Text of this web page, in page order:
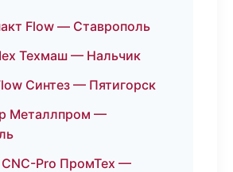
Flow — Ставрополь
Техмаш — Нальчик
Синтез — Пятигорск
Металлпром —
Pro ПромТех —